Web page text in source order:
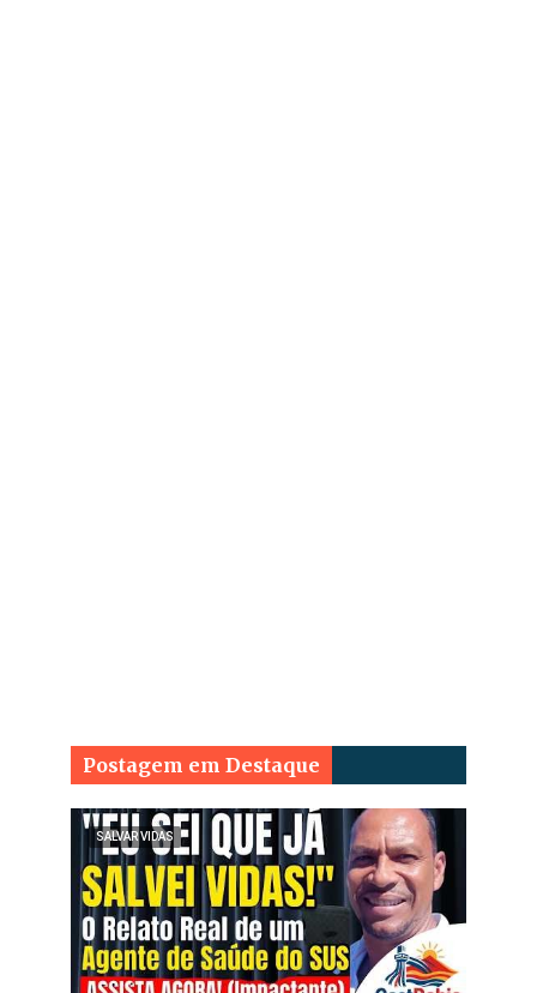
Postagem em Destaque
SALVAR VIDAS